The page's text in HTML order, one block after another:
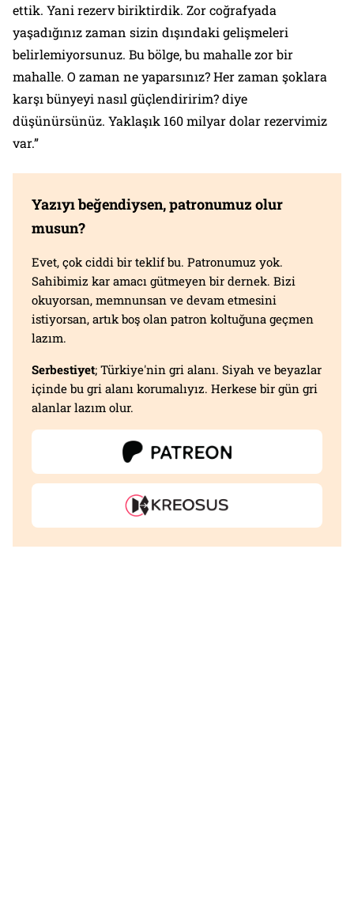
ettik. Yani rezerv biriktirdik. Zor coğrafyada
yaşadığınız zaman sizin dışındaki gelişmeleri
belirlemiyorsunuz. Bu bölge, bu mahalle zor bir
mahalle. O zaman ne yaparsınız? Her zaman şoklara
karşı bünyeyi nasıl güçlendiririm? diye
düşünürsünüz. Yaklaşık 160 milyar dolar rezervimiz
var.”
Yazıyı beğendiysen, patronumuz olur
musun?
Evet, çok ciddi bir teklif bu. Patronumuz yok.
Sahibimiz kar amacı gütmeyen bir dernek. Bizi
okuyorsan, memnunsan ve devam etmesini
istiyorsan, artık boş olan patron koltuğuna geçmen
lazım.
Serbestiyet; Türkiye'nin gri alanı. Siyah ve beyazlar
içinde bu gri alanı korumalıyız. Herkese bir gün gri
alanlar lazım olur.